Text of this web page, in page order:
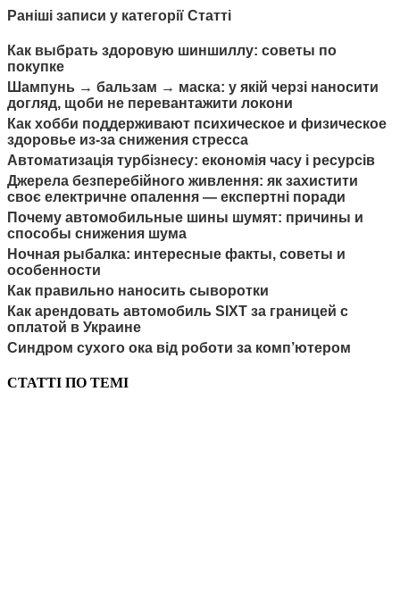
Раніші записи у категорії Статті
Как выбрать здоровую шиншиллу: советы по
покупке
Шампунь → бальзам → маска: у якій черзі наносити
догляд, щоби не перевантажити локони
Как хобби поддерживают психическое и физическое
здоровье из-за снижения стресса
Автоматизація турбізнесу: економія часу і ресурсів
Джерела безперебійного живлення: як захистити
своє електричне опалення — експертні поради
Почему автомобильные шины шумят: причины и
способы снижения шума
Ночная рыбалка: интересные факты, советы и
особенности
Как правильно наносить сыворотки
Как арендовать автомобиль SIXT за границей с
оплатой в Украине
Синдром сухого ока від роботи за комп’ютером
СТАТТІ ПО ТЕМІ